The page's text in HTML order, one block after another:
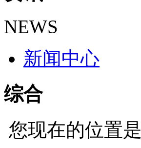
NEWS
新闻中心
综合
您现在的位置是